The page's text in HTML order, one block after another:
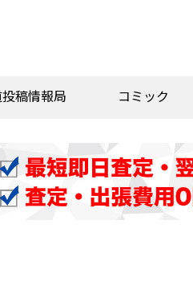
稿情報局 コミック